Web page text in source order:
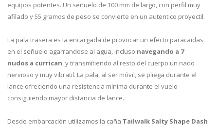
equipos potentes. Un señuelo de 100 mm de largo, con perfil muy
afilado y 55 gramos de peso se convierte en un autentico proyectil.
La pala trasera es la encargada de provocar un efecto paracaidas
en el señuelo agarrandose al agua, incluso navegando a 7
nudos a currican, y transmitiendo al resto del cuerpo un nado
nervioso y muy vibratil. La pala, al ser móvil, se pliega durante el
lance ofreciendo una resistencia mínima durante el vuelo
consiguiendo mayor distancia de lance.
Desde embarcación utilizamos la caña Tailwalk Salty Shape Dash